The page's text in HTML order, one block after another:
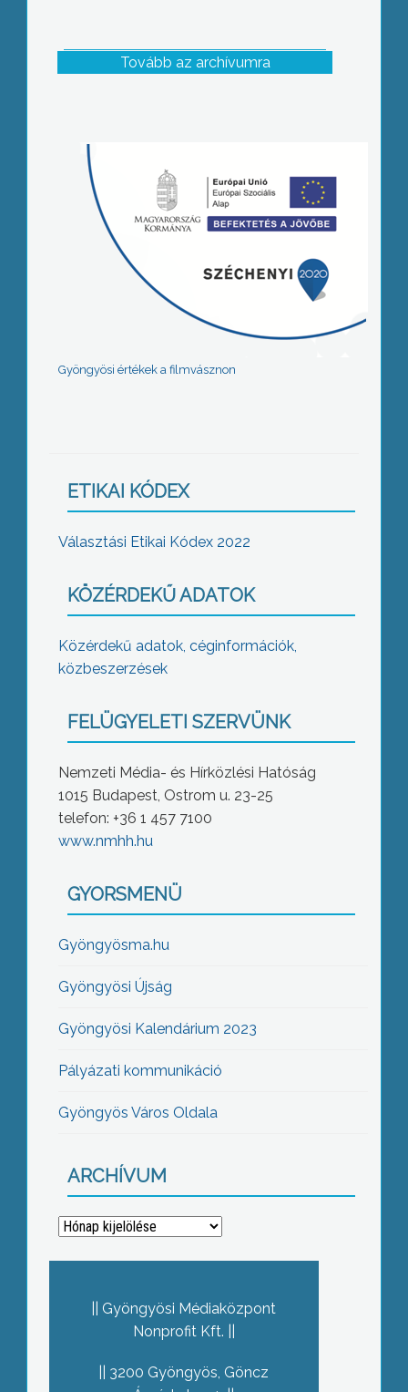
Tovább az archívumra
Gyöngyösi értékek a filmvásznon
ETIKAI KÓDEX
Választási Etikai Kódex 2022
KÖZÉRDEKŰ ADATOK
Közérdekű adatok, céginformációk,
közbeszerzések
FELÜGYELETI SZERVÜNK
Nemzeti Média- és Hírközlési Hatóság
1015 Budapest, Ostrom u. 23-25
telefon: +36 1 457 7100
www.nmhh.hu
GYORSMENÜ
Gyöngyösma.hu
Gyöngyösi Újság
Gyöngyösi Kalendárium 2023
Pályázati kommunikáció
Gyöngyös Város Oldala
ARCHÍVUM
Archívum
Gyöngyösi Médiaközpont
Nonprofit Kft.
3200 Gyöngyös, Göncz